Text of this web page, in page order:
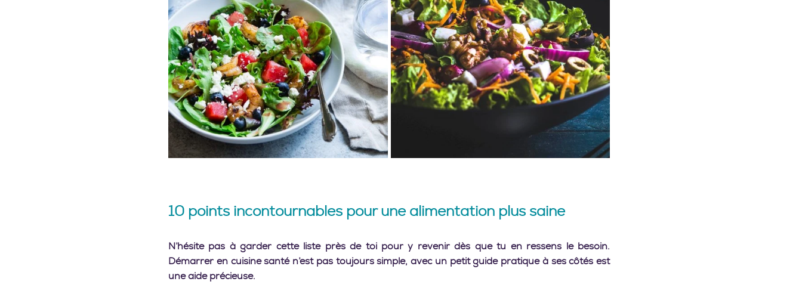
10 points incontournables pour une alimentation plus saine
N’hésite pas à garder cette liste près de toi pour y revenir dès que tu en ressens le besoin.
Démarrer en cuisine santé n’est pas toujours simple, avec un petit guide pratique à ses côtés est
une aide précieuse.